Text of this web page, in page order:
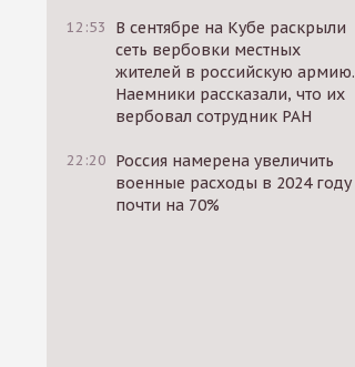
12:53
В сентябре на Кубе раскрыли
сеть вербовки местных
жителей в российскую армию.
Наемники рассказали, что их
вербовал сотрудник РАН
22:20 Россия намерена увеличить
военные расходы в 2024 году
почти на 70%